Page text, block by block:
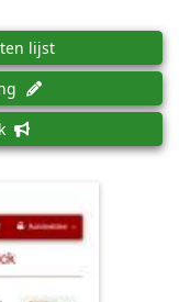
lijst